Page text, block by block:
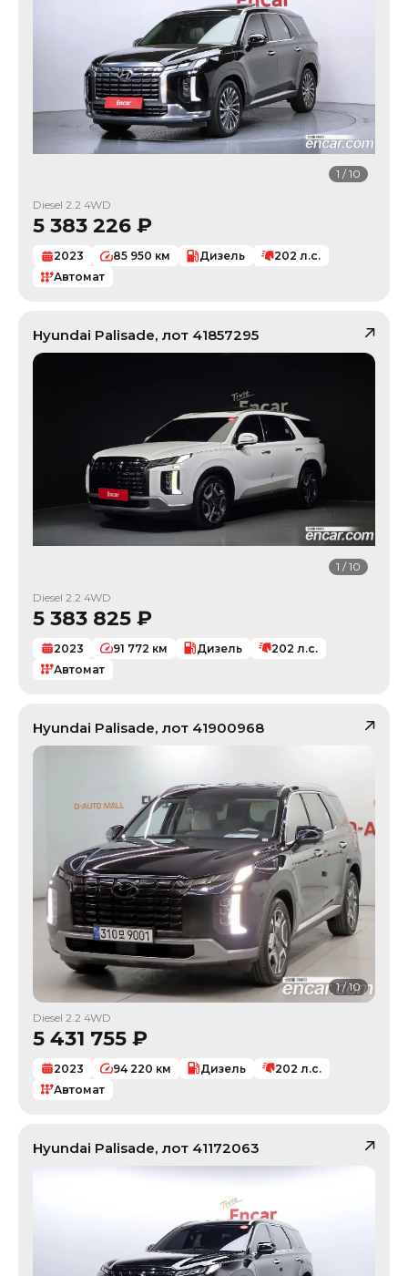
1 /10
Diesel 2.2 4WD
5 383 226 ₽
2023 85 950 км Дизель 202 л.с.
Автомат
Hyundai Palisade, лот 41857295
1 /10
Diesel 2.2 4WD
5 383 825 ₽
2023 91 772 км Дизель 202 л.с.
Автомат
Hyundai Palisade, лот 41900968
1/10
Diesel 2.2 4WD
5 431 755 ₽
2023 94 220 км Дизель 202 л.с.
Автомат
Hyundai Palisade, лот 41172063